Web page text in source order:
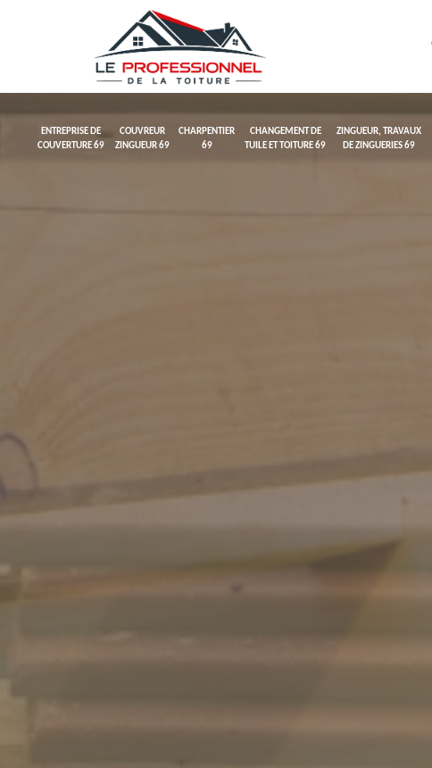
ENTREPRISE DE
COUVERTURE 69
COUVREUR
ZINGUEUR 69
CHARPENTIER
69
CHANGEMENT DE
TUILE ET TOITURE 69
ZINGUEUR, TRAVAUX
DE ZINGUERIES 69